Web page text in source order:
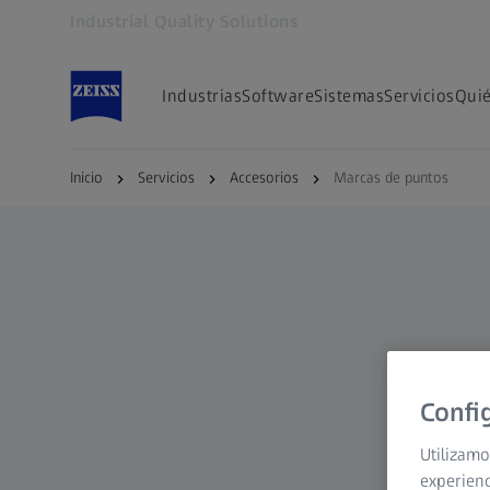
IndustriasSoftwareSistemasServicios
Inicio Servicios Accesorios Marcas de puntos
Marcas de